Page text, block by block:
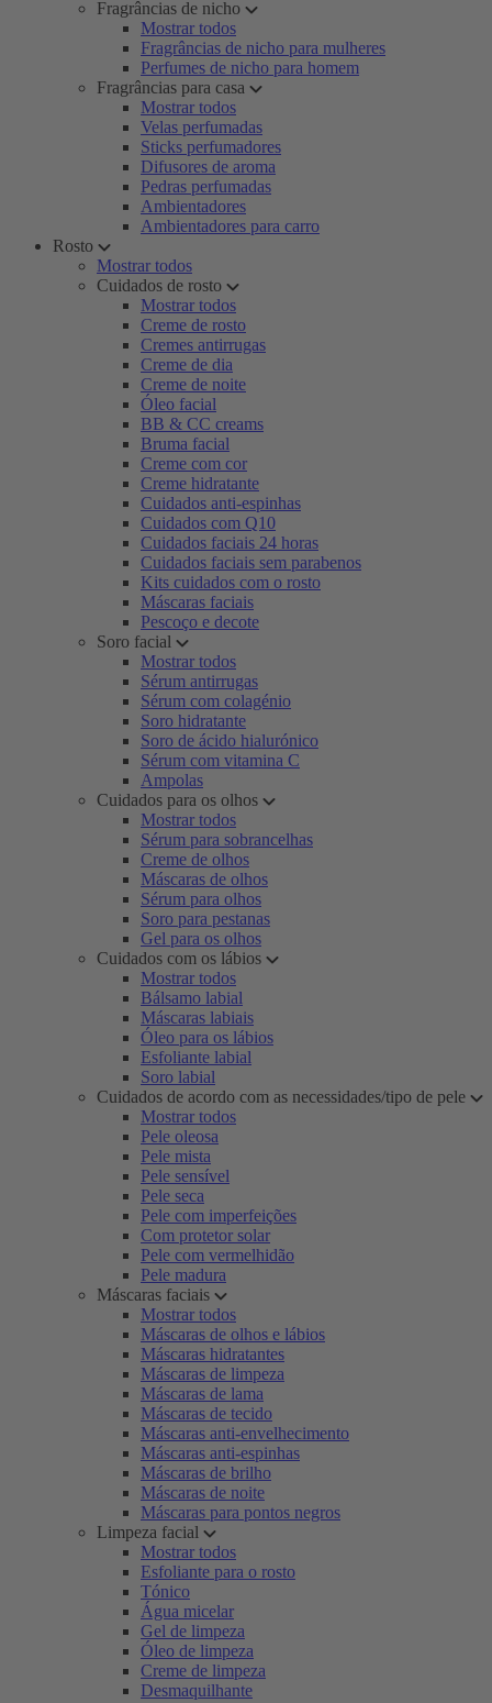
Fragrâncias de nicho
Mostrar todos
Fragrâncias de nicho para mulheres
Perfumes de nicho para homem
Fragrâncias para casa
Mostrar todos
Velas perfumadas
Sticks perfumadores
Difusores de aroma
Pedras perfumadas
Ambientadores
Ambientadores para carro
Rosto
Mostrar todos
Cuidados de rosto
Mostrar todos
Creme de rosto
Cremes antirrugas
Creme de dia
Creme de noite
Óleo facial
BB & CC creams
Bruma facial
Creme com cor
Creme hidratante
Cuidados anti-espinhas
Cuidados com Q10
Cuidados faciais 24 horas
Cuidados faciais sem parabenos
Kits cuidados com o rosto
Máscaras faciais
Pescoço e decote
Soro facial
Mostrar todos
Sérum antirrugas
Sérum com colagénio
Soro hidratante
Soro de ácido hialurónico
Sérum com vitamina C
Ampolas
Cuidados para os olhos
Mostrar todos
Sérum para sobrancelhas
Creme de olhos
Máscaras de olhos
Sérum para olhos
Soro para pestanas
Gel para os olhos
Cuidados com os lábios
Mostrar todos
Bálsamo labial
Máscaras labiais
Óleo para os lábios
Esfoliante labial
Soro labial
Cuidados de acordo com as necessidades/tipo de pele
Mostrar todos
Pele oleosa
Pele mista
Pele sensível
Pele seca
Pele com imperfeições
Com protetor solar
Pele com vermelhidão
Pele madura
Máscaras faciais
Mostrar todos
Máscaras de olhos e lábios
Máscaras hidratantes
Máscaras de limpeza
Máscaras de lama
Máscaras de tecido
Máscaras anti-envelhecimento
Máscaras anti-espinhas
Máscaras de brilho
Máscaras de noite
Máscaras para pontos negros
Limpeza facial
Mostrar todos
Esfoliante para o rosto
Tónico
Água micelar
Gel de limpeza
Óleo de limpeza
Creme de limpeza
Desmaquilhante